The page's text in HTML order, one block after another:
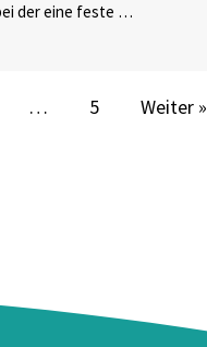
der eine feste …
… 5 Weiter »